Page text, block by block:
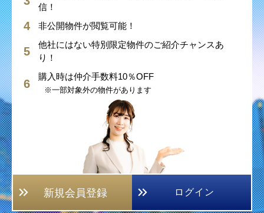
信！
非公開物件が閲覧可能！
他社にはない特別限定物件のご紹介チャンスあ
り！
購入時は仲介手数料10％OFF
※一部対象外の物件があります
新規会員登録 ログイン